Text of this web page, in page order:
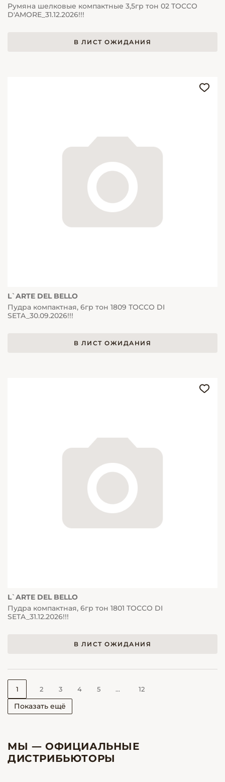
Румяна шелковые компактные 3,5гр тон 02 TOCCO
D'AMORE_31.12.2026!!!
В ЛИСТ ОЖИДАНИЯ
L`ARTE DEL BELLO
Пудра компактная, 6гр тон 1809 TOCCO DI
SETA_30.09.2026!!!
В ЛИСТ ОЖИДАНИЯ
L`ARTE DEL BELLO
Пудра компактная, 6гр тон 1801 TOCCO DI
SETA_31.12.2026!!!
В ЛИСТ ОЖИДАНИЯ
Показать ещё
1 2 3 4 5 ... 12
МЫ — ОФИЦИАЛЬНЫЕ
ДИСТРИБЬЮТОРЫ